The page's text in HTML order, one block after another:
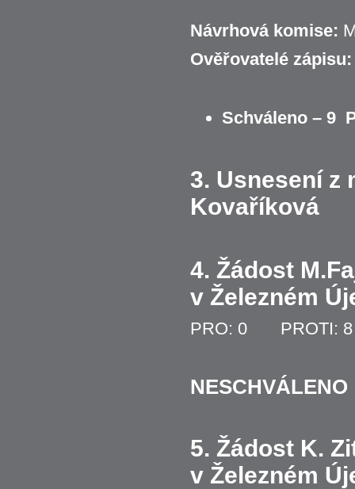
Návrhová komise:
Ověřovatelé zápisu:
Schváleno – 9
3. Usnesení z
Kovaříková
4. Žádost
v Železném
PRO: 0 PROTI:
NESCHVÁLENO
5. Žádost K.
v Železném